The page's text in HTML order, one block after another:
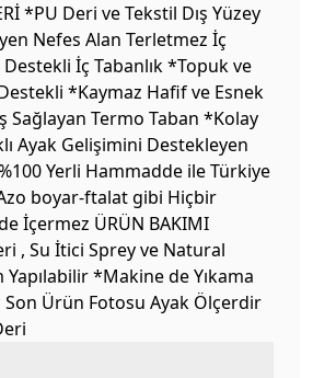
*PU Deri ve Tekstil Dış Yüzey
Nefes Alan Terletmez İç
İç Tabanlık *Topuk ve
*Kaymaz Hafif ve Esnek
Sağlayan Termo Taban *Kolay
Ayak Gelişimini Destekleyen
Yerli Hammadde ile Türkiye
boyar-ftalat gibi Hiçbir
İçermez ÜRÜN BAKIMI
, Su İtici Sprey ve Natural
Yapılabilir *Makine de Yıkama
Ürün Fotosu Ayak Ölçerdir